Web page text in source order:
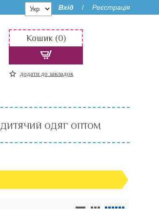
Вхід / Реєстрація
Кошик (0)
додати до закладок
ДИТЯЧИЙ ОДЯГ ОПТОМ